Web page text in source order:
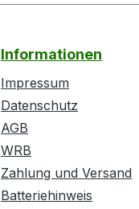
Informationen
Impressum
Datenschutz
AGB
WRB
Zahlung und Versand
Batteriehinweis